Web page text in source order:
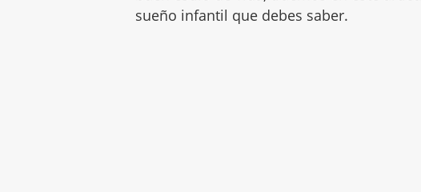
sueño infantil que debes saber.